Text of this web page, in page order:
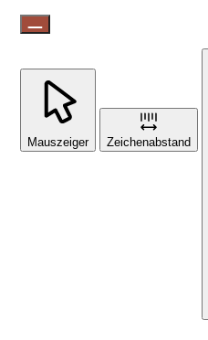
Mauszeiger Zeichenabstand